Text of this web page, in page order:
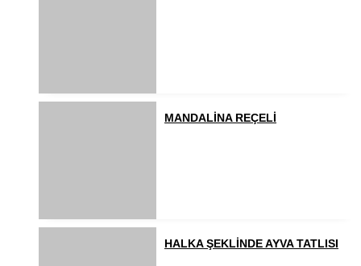
MANDALİNA REÇELİ
HALKA ŞEKLİNDE AYVA TATLISI